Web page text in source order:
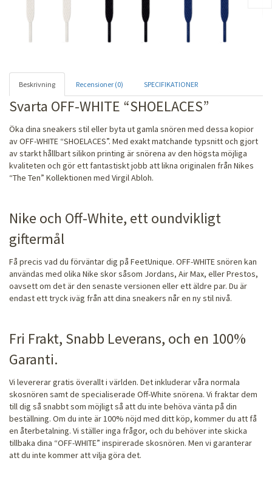
Beskrivning Recensioner (0) SPECIFIKATIONER
Svarta OFF-WHITE “SHOELACES”
Öka dina sneakers stil eller byta ut gamla snören med dessa kopior
av OFF-WHITE “SHOELACES”. Med exakt matchande typsnitt och gjort
av starkt hållbart silikon printing är snörena av den högsta möjliga
kvaliteten och gör ett fantastiskt jobb att likna originalen från Nikes
“The Ten” Kollektionen med Virgil Abloh.
Nike och Off-White, ett oundvikligt
giftermål
Få precis vad du förväntar dig på FeetUnique. OFF-WHITE snören kan
användas med olika Nike skor såsom Jordans, Air Max, eller Prestos,
oavsett om det är den senaste versionen eller ett äldre par. Du är
endast ett tryck iväg från att dina sneakers når en ny stil nivå.
Fri Frakt, Snabb Leverans, och en 100%
Garanti.
Vi levererar gratis överallt i världen. Det inkluderar våra normala
skosnören samt de specialiserade Off-White snörena. Vi fraktar dem
till dig så snabbt som möjligt så att du inte behöva vänta på din
beställning. Om du inte är 100% nöjd med ditt köp, kommer du att få
en återbetalning. Vi ställer inga frågor, och du behöver inte skicka
tillbaka dina “OFF-WHITE” inspirerade skosnören. Men vi garanterar
att du inte kommer att vilja göra det.